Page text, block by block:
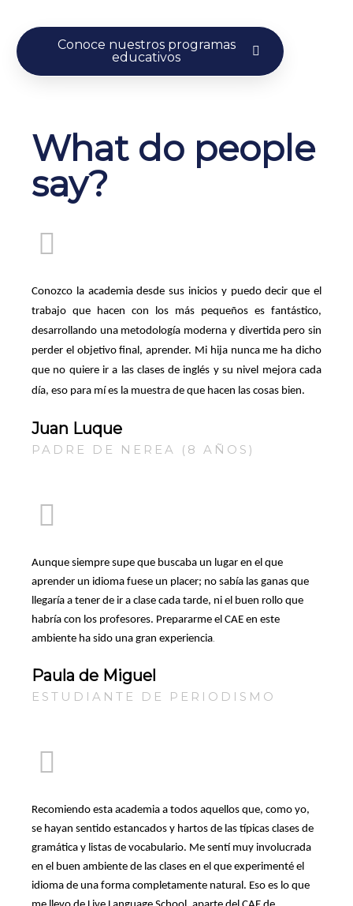
Conoce nuestros programas
educativos
What do people
say?
Conozco la academia desde sus inicios y puedo decir que el
trabajo que hacen con los más pequeños es fantástico,
desarrollando una metodología moderna y divertida pero sin
perder el objetivo final, aprender. Mi hija nunca me ha dicho
que no quiere ir a las clases de inglés y su nivel mejora cada
día, eso para mí es la muestra de que hacen las cosas bien.
Juan Luque
PADRE DE NEREA (8 AÑOS)
Aunque siempre supe que buscaba un lugar en el que
aprender un idioma fuese un placer; no sabía las ganas que
llegaría a tener de ir a clase cada tarde, ni el buen rollo que
habría con los profesores. Prepararme el CAE en este
ambiente ha sido una gran experiencia
Paula de Miguel
ESTUDIANTE DE PERIODISMO
Recomiendo esta academia a todos aquellos que, como yo,
se hayan sentido estancados y hartos de las típicas clases de
gramática y listas de vocabulario. Me sentí muy involucrada
en el buen ambiente de las clases en el que experimenté el
idioma de una forma completamente natural. Eso es lo que